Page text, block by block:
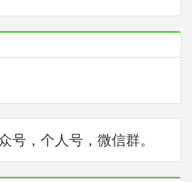
号，个人号，微信群。